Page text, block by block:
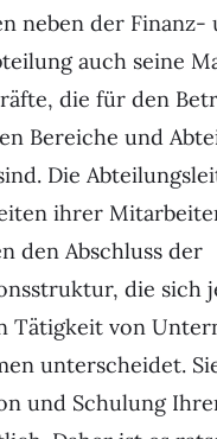
neben der Finanz-
auch seine
die für den
Bereiche und
Die
ihrer
den Abschluss der
die sich
Tätigkeit von
unterscheidet.
und Schulung